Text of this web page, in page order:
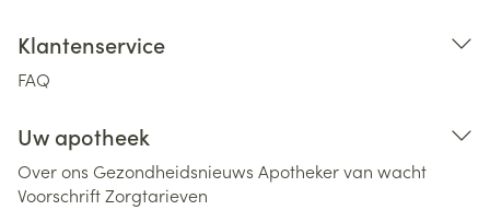
Klantenservice
FAQ
Uw apotheek
Over ons Gezondheidsnieuws Apotheker van wacht
VoorschriftZorgtarieven